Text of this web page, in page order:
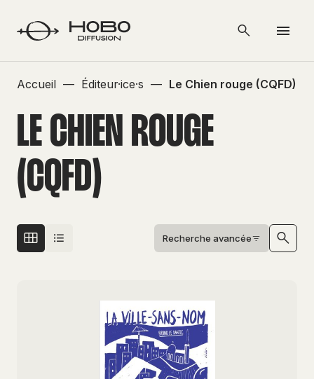
Accueil — Éditeur·ice·s — Le Chien rouge (CQFD)
LE CHIEN ROUGE
(CQFD)
Recherche avancée